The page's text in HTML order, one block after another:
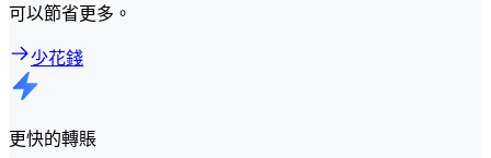
可以節省更多。
少花錢
更快的轉賬